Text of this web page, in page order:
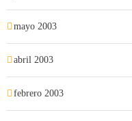
mayo 2003
abril 2003
febrero 2003